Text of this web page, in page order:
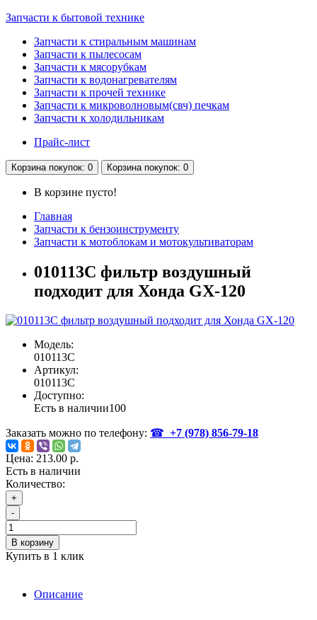
Запчасти к бытовой технике
Запчасти к стиральным машинам
Запчасти к пылесосам
Запчасти к мясорубкам
Запчасти к водонагревателям
Запчасти к прочей технике
Запчасти к микроволновым(свч) печкам
Запчасти к холодильникам
Прайс-лист
Корзина покупок: 0 Корзина покупок: 0
В корзине пусто!
Главная
Запчасти к бензоинструменту
Запчасти к мотоблокам и мотокультиваторам
010113C фильтр воздушный
подходит для Хонда GX-120
Модель:
010113C
Артикул:
010113C
Доступно:
Есть в наличии100
Заказать можно по телефону: ☎ +7 (978) 856-79-18
Цена: 213.00 р.
Есть в наличии
Количество:
+
-
В корзину
Купить в 1 клик
Описание